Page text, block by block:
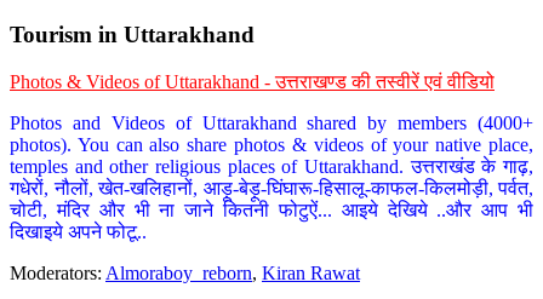
Tourism in Uttarakhand
Photos & Videos of Uttarakhand - उत्तराखण्ड की तस्वीरें एवं वीडियो
Photos and Videos of Uttarakhand shared by members (4000+
photos). You can also share photos & videos of your native place,
temples and other religious places of Uttarakhand. उत्तराखंड के गाढ़,
गधेरों, नौलों, खेत-खलिहानों, आड़ू-बेड़ू-घिंघारू-हिसालू-काफल-किलमोड़ी, पर्वत,
चोटी, मंदिर और भी ना जाने कितनी फोटुऐं... आइये देखिये ..और आप भी
दिखाइये अपने फोटू..
Moderators: Almoraboy_reborn, Kiran Rawat